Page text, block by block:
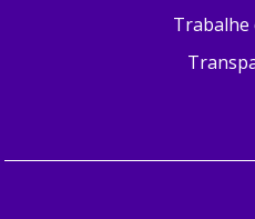
Trabalhe